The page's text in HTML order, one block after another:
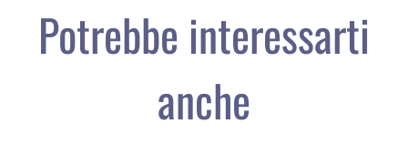
Potrebbe interessarti
anche